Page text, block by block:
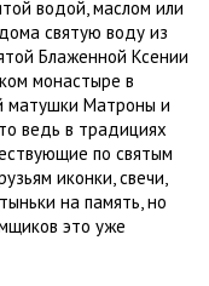
водой, маслом или
святую воду из
Блаженной Ксении
монастыре в
матушки Матроны и
ведь в традициях
по святым
иконки, свечи,
на память, но
это уже